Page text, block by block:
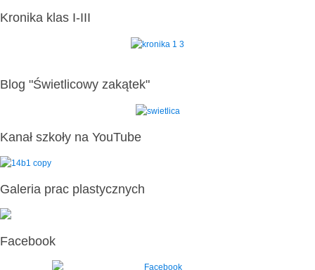
Kronika klas I-III
Blog "Świetlicowy zakątek"
Kanał szkoły na YouTube
Galeria prac plastycznych
Facebook